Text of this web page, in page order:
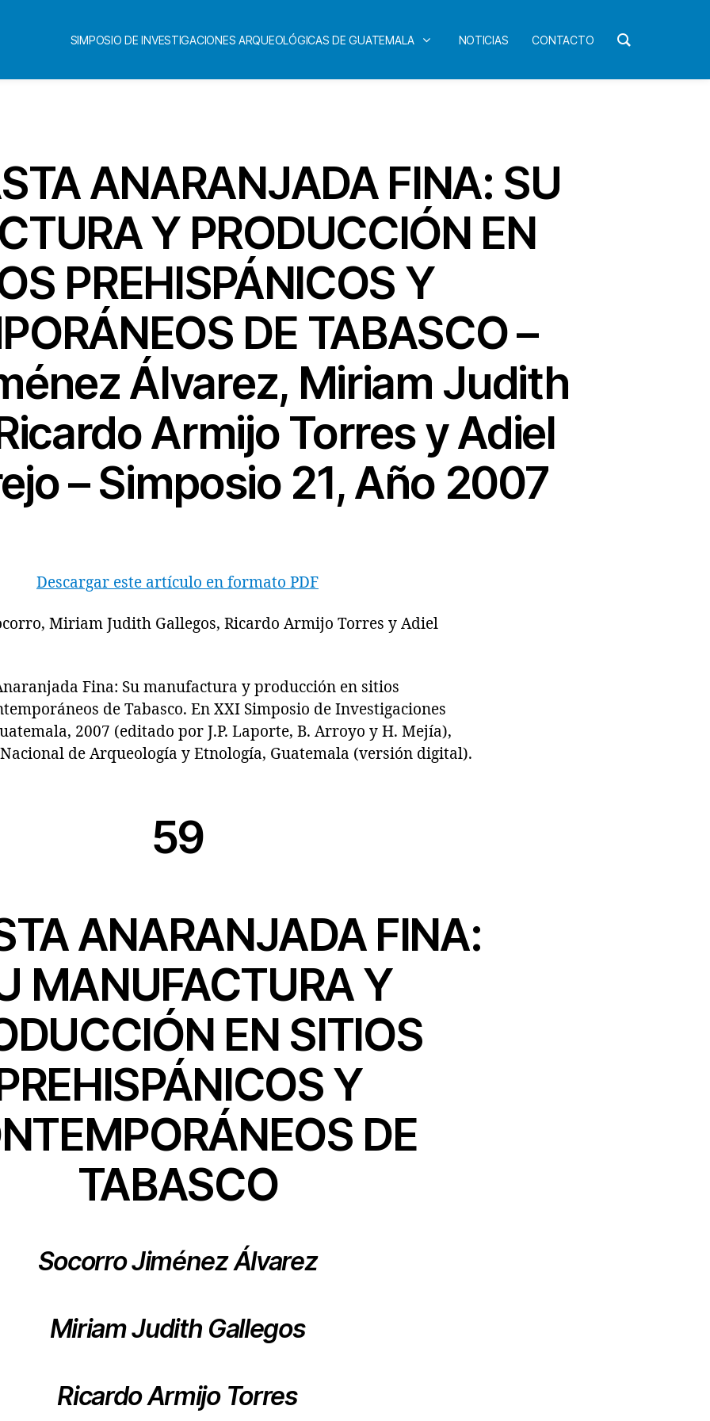
SIMPOSIO DE INVESTIGACIONES ARQUEOLÓGICAS DE GUATEMALA NOTICIAS CONTACTO
ANARANJADA FINA: SU
Y PRODUCCIÓN EN
PREHISPÁNICOS Y
DE TABASCO –
Álvarez, Miriam Judith
Armijo Torres y Adiel
– Simposio 21, Año 2007
Descargar este artículo en formato PDF
Miriam Judith Gallegos, Ricardo Armijo Torres y Adiel
Fina: Su manufactura y producción en sitios
de Tabasco. En XXI Simposio de Investigaciones
2007 (editado por J.P. Laporte, B. Arroyo y H. Mejía),
de Arqueología y Etnología, Guatemala (versión digital).
59
ANARANJADA FINA:
MANUFACTURA Y
EN SITIOS
Y
DE
TABASCO
Socorro Jiménez Álvarez
Miriam Judith Gallegos
Ricardo Armijo Torres